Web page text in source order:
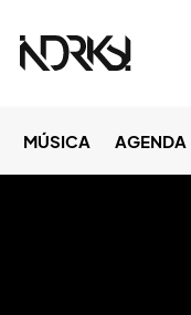
MÚSICA AGENDA